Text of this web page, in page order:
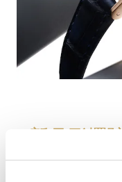
新月形擺
全